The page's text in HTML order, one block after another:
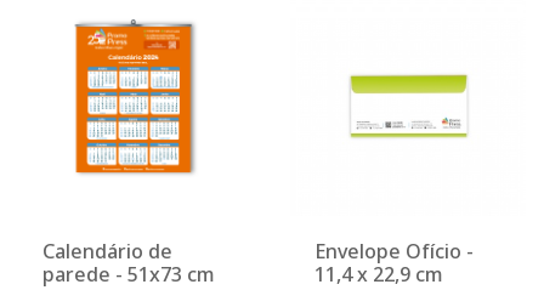
Calendário de
parede - 51x73 cm
Envelope Ofício -
11,4 x 22,9 cm